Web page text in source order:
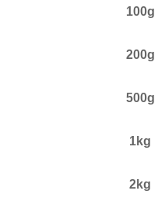
100g
200g
500g
1kg
2kg